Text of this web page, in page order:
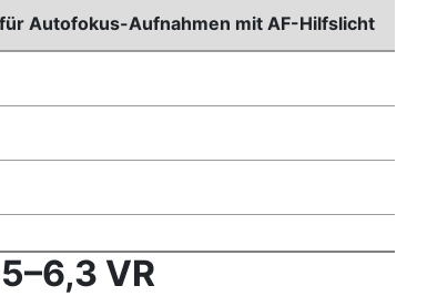
Autofokus-Aufnahmen mit AF-Hilfslicht
VR